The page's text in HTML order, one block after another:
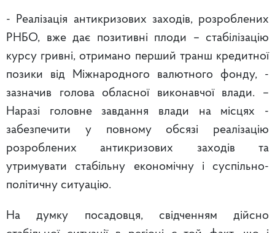
- Реалізація антикризових заходів, розроблених
РНБО, вже дає позитивні плоди – стабілізацію
курсу гривні, отримано перший транш кредитної
позики від Міжнародного валютного фонду, -
зазначив голова обласної виконавчої влади. –
Наразі головне завдання влади на місцях -
забезпечити у повному обсязі реалізацію
розроблених антикризових заходів та
утримувати стабільну економічну і суспільно-
політичну ситуацію.
На думку посадовця, свідченням дійсно